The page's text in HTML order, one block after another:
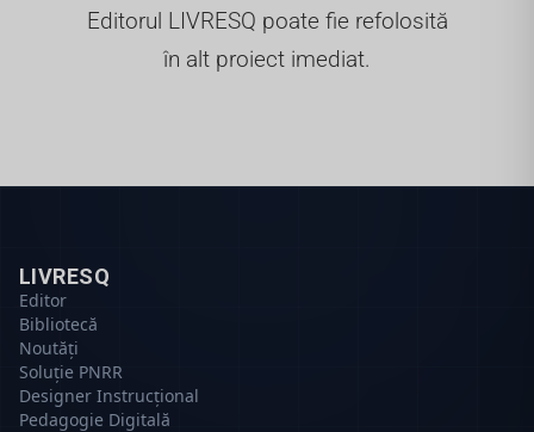
Editorul LIVRESQ poate fie refolosită
în alt proiect imediat.
LIVRESQ
Editor
Bibliotecă
Noutăți
Soluție PNRR
Designer Instrucțional
Pedagogie Digitală